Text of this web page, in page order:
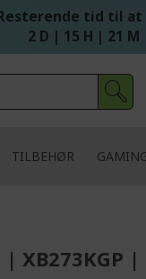
tid til
2 D | 15 H | 21 M
TILBEHØR
XB273KGP |